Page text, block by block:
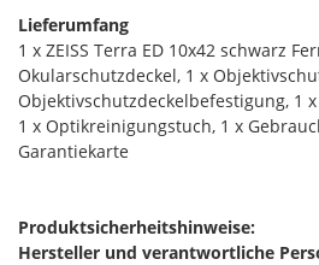
Lieferumfang
1 x ZEISS Terra ED 10x42 schwarz
Okularschutzdeckel, 1 x
Objektivschutzdeckelbefestigung, 1
1 x Optikreinigungstuch, 1 x
Garantiekarte
Produktsicherheitshinweise:
Hersteller und verantwortliche